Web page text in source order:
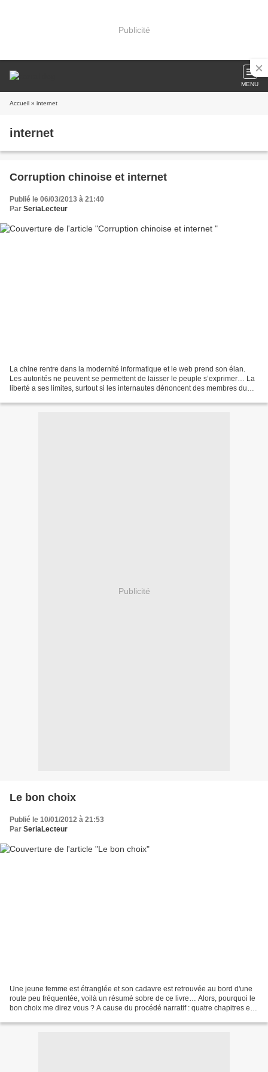
Publicité
MENU
Accueil » internet
internet
Corruption chinoise et internet
Publié le 06/03/2013 à 21:40
Par SeriaLecteur
La chine rentre dans la modernité informatique et le web prend son élan.
Les autorités ne peuvent se permettent de laisser le peuple s’exprimer… La
liberté a ses limites, surtout si les internautes dénoncent des membres du
Publicité
Le bon choix
Publié le 10/01/2012 à 21:53
Par SeriaLecteur
Une jeune femme est étranglée et son cadavre est retrouvée au bord d'une
route peu fréquentée, voilà un résumé sobre de ce livre… Alors, pourquoi le
bon choix me direz vous ? A cause du procédé narratif : quatre chapitres et